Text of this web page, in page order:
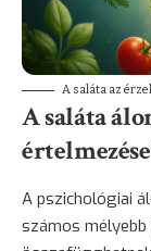
A saláta az
A saláta
A pszichológiai
számos